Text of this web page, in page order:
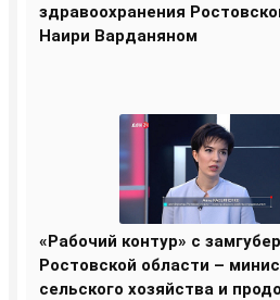
здравоохранения
Наири Варданяном
«Рабочий контур» с
Ростовской области –
сельского хозяйства и